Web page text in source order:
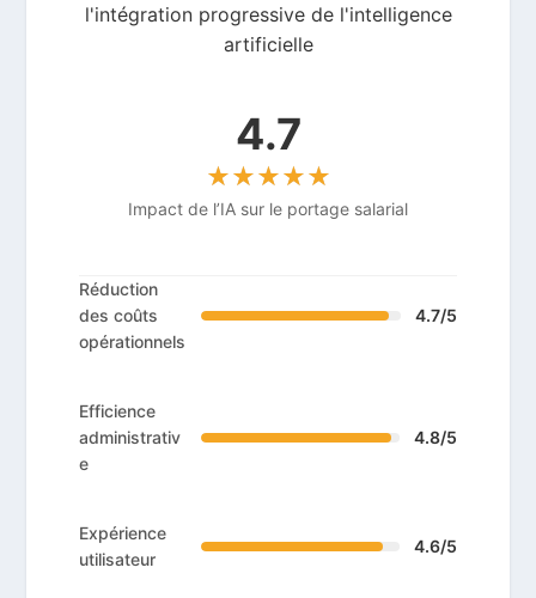
4.7
Impact de l’IA sur le portage salarial
Réduction
des coûts
opérationnels
4.7/5
Efficience
administrativ
e
4.8/5
Expérience
utilisateur
4.6/5